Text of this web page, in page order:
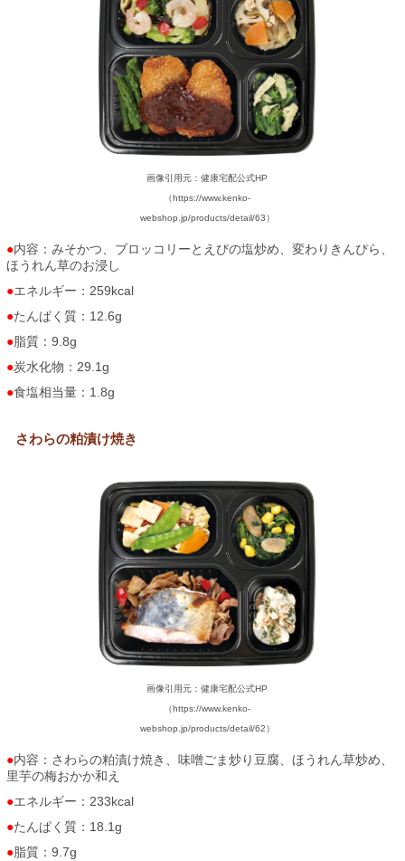
画像引用元：健康宅配公式HP
（https://www.kenko-
webshop.jp/products/detail/63）
内容：みそかつ、ブロッコリーとえびの塩炒め、変わりきんぴら、
ほうれん草のお浸し
エネルギー：259kcal
たんぱく質：12.6g
脂質：9.8g
炭水化物：29.1g
食塩相当量：1.8g
さわらの粕漬け焼き
画像引用元：健康宅配公式HP
（https://www.kenko-
webshop.jp/products/detail/62）
内容：さわらの粕漬け焼き、味噌ごま炒り豆腐、ほうれん草炒め、
里芋の梅おかか和え
エネルギー：233kcal
たんぱく質：18.1g
脂質：9.7g